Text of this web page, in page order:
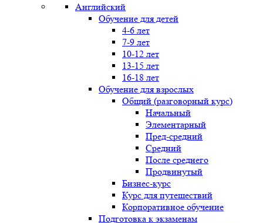
Английский
Обучение для детей
4-6 лет
7-9 лет
10-12 лет
13-15 лет
16-18 лет
Обучение для взрослых
Общий (разговорный курс)
Начальный
Элементарный
Пред-средний
Средний
После среднего
Продвинутый
Бизнес-курс
Курс для путешествий
Корпоративное обучение
Подготовка к экзаменам